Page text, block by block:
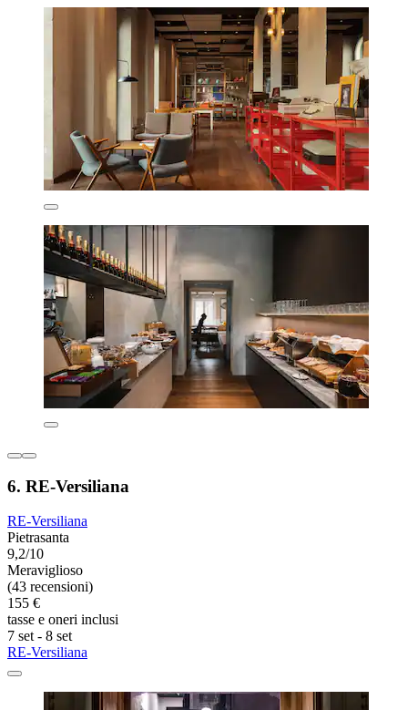
6. RE-Versiliana
RE-Versiliana
Pietrasanta
9,2/10
Meraviglioso
(43 recensioni)
155 €
tasse e oneri inclusi
7 set - 8 set
RE-Versiliana